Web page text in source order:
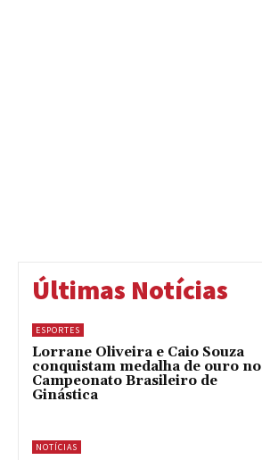
Últimas Notícias
ESPORTES
Lorrane Oliveira e Caio Souza
conquistam medalha de ouro no
Campeonato Brasileiro de
Ginástica
NOTÍCIAS